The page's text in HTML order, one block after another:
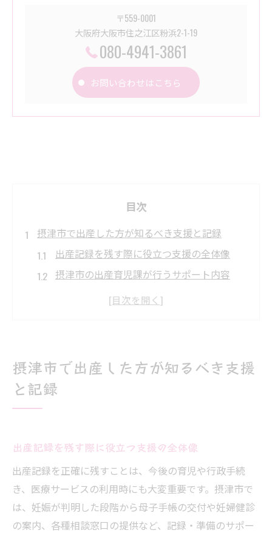
〒559-0001
大阪府大阪市住之江区粉浜2-1-19
080-4941-3861
お問い合わせはこちら
目次
摂津市で出産した方が知るべき支援と記録
出産記録を残す際に役立つ支援の全体像
摂津市の出産育児課が行うサポート内容
出産後にもらえる助成金や手当の種類
妊娠を知ったら始める出産記録のコツ
摂津市で母子手帳を受け取る流れと注意点
出産に関する支援制度の申請手順を解説
出産育児課で申請できる主な給付金一覧
摂津市で出産した方が知るべき支援
と記録
出産記録を残す際に役立つ支援の全体像
出産記録を正確に残すことは、今後の育児や行政手続
き、医療サービスの利用時にも大変重要です。摂津市で
は、妊娠が判明した段階から母子手帳の交付や妊婦健診
の案内、各種相談窓口の提供など、記録・準備のサポー